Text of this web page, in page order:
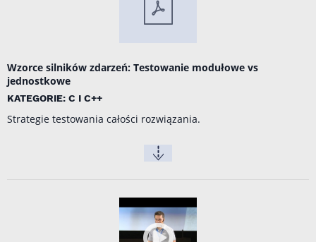
Wzorce silników zdarzeń: Testowanie modułowe vs
jednostkowe
KATEGORIE: C I C++
Strategie testowania całości rozwiązania.